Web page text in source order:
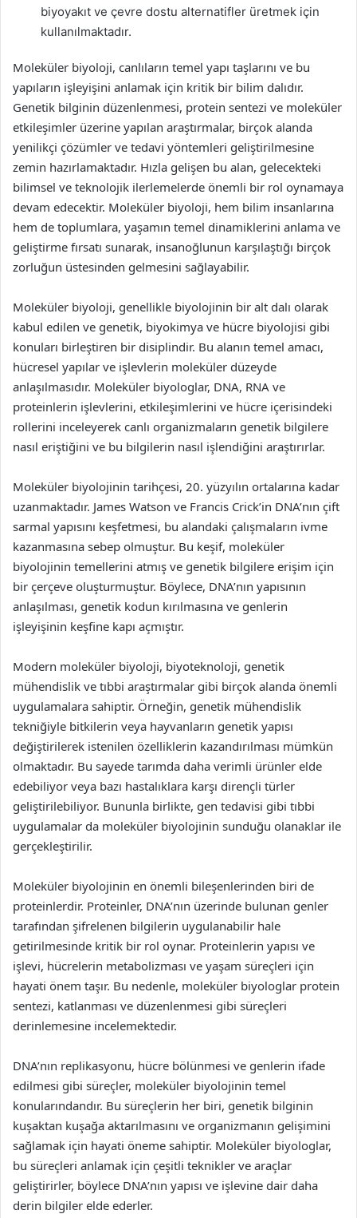
biyoyakıt ve çevre dostu alternatifler üretmek için
kullanılmaktadır.
Moleküler biyoloji, canlıların temel yapı taşlarını ve bu
yapıların işleyişini anlamak için kritik bir bilim dalıdır.
Genetik bilginin düzenlenmesi, protein sentezi ve moleküler
etkileşimler üzerine yapılan araştırmalar, birçok alanda
yenilikçi çözümler ve tedavi yöntemleri geliştirilmesine
zemin hazırlamaktadır. Hızla gelişen bu alan, gelecekteki
bilimsel ve teknolojik ilerlemelerde önemli bir rol oynamaya
devam edecektir. Moleküler biyoloji, hem bilim insanlarına
hem de toplumlara, yaşamın temel dinamiklerini anlama ve
geliştirme fırsatı sunarak, insanoğlunun karşılaştığı birçok
zorluğun üstesinden gelmesini sağlayabilir.
Moleküler biyoloji, genellikle biyolojinin bir alt dalı olarak
kabul edilen ve genetik, biyokimya ve hücre biyolojisi gibi
konuları birleştiren bir disiplindir. Bu alanın temel amacı,
hücresel yapılar ve işlevlerin moleküler düzeyde
anlaşılmasıdır. Moleküler biyologlar, DNA, RNA ve
proteinlerin işlevlerini, etkileşimlerini ve hücre içerisindeki
rollerini inceleyerek canlı organizmaların genetik bilgilere
nasıl eriştiğini ve bu bilgilerin nasıl işlendiğini araştırırlar.
Moleküler biyolojinin tarihçesi, 20. yüzyılın ortalarına kadar
uzanmaktadır. James Watson ve Francis Crick’in DNA’nın çift
sarmal yapısını keşfetmesi, bu alandaki çalışmaların ivme
kazanmasına sebep olmuştur. Bu keşif, moleküler
biyolojinin temellerini atmış ve genetik bilgilere erişim için
bir çerçeve oluşturmuştur. Böylece, DNA’nın yapısının
anlaşılması, genetik kodun kırılmasına ve genlerin
işleyişinin keşfine kapı açmıştır.
Modern moleküler biyoloji, biyoteknoloji, genetik
mühendislik ve tıbbi araştırmalar gibi birçok alanda önemli
uygulamalara sahiptir. Örneğin, genetik mühendislik
tekniğiyle bitkilerin veya hayvanların genetik yapısı
değiştirilerek istenilen özelliklerin kazandırılması mümkün
olmaktadır. Bu sayede tarımda daha verimli ürünler elde
edebiliyor veya bazı hastalıklara karşı dirençli türler
geliştirilebiliyor. Bununla birlikte, gen tedavisi gibi tıbbi
uygulamalar da moleküler biyolojinin sunduğu olanaklar ile
gerçekleştirilir.
Moleküler biyolojinin en önemli bileşenlerinden biri de
proteinlerdir. Proteinler, DNA’nın üzerinde bulunan genler
tarafından şifrelenen bilgilerin uygulanabilir hale
getirilmesinde kritik bir rol oynar. Proteinlerin yapısı ve
işlevi, hücrelerin metabolizması ve yaşam süreçleri için
hayati önem taşır. Bu nedenle, moleküler biyologlar protein
sentezi, katlanması ve düzenlenmesi gibi süreçleri
derinlemesine incelemektedir.
DNA’nın replikasyonu, hücre bölünmesi ve genlerin ifade
edilmesi gibi süreçler, moleküler biyolojinin temel
konularındandır. Bu süreçlerin her biri, genetik bilginin
kuşaktan kuşağa aktarılmasını ve organizmanın gelişimini
sağlamak için hayati öneme sahiptir. Moleküler biyologlar,
bu süreçleri anlamak için çeşitli teknikler ve araçlar
geliştirirler, böylece DNA’nın yapısı ve işlevine dair daha
derin bilgiler elde ederler.